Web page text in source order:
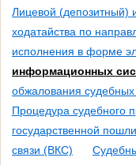
Лицевой (депозитный)
ходатайства по
исполнения в форме
информационных
обжалования судебных
Процедура судебного
государственной
связи (ВКС)